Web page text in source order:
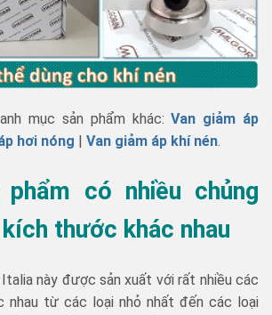
mục sản phẩm khác:Van giảm áp
hơi nóng | Van giảm áp khí nén.
phẩm có nhiều chủng
kích thước khác nhau
Italia này được sản xuất với rất nhiều các
nhau từ các loại nhỏ nhất đến các loại